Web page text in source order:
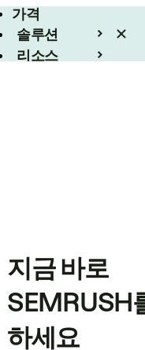
가격
솔루션
리소스
지금 바로
SEMRUSH
하세요